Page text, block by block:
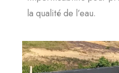
la qualité de l’eau.